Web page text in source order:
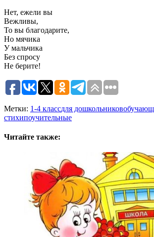
Нет, ежели вы
Вежливы,
То вы благодарите,
Но мячика
У мальчика
Без спросу
Не берите!
Метки: 1-4 классдля дошкольников
стихипоучительные
Читайте также: